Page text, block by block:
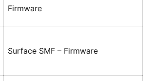
Firmware
Surface SMF – Firmware